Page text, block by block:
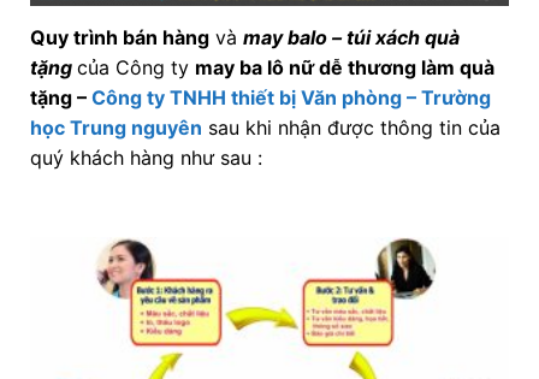
Quy trình bán hàngvà may balo – túi xách quà
tặng của Công ty may ba lô nữ dễ thương làm quà
tặng – Công ty TNHH thiết bị Văn phòng – Trường
học Trung nguyên sau khi nhận được thông tin của
quý khách hàng như sau :